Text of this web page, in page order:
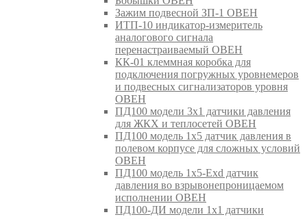
Зажим подвесной ЗП-1 ОВЕН
ИТП-10 индикатор-измеритель
аналогового сигнала
перенастраиваемый ОВЕН
КК-01 клеммная коробка для
подключения погружных уровнемеров
и подвесных сигнализаторов уровня
ОВЕН
ПД100 модели 3х1 датчики давления
для ЖКХ и теплосетей ОВЕН
ПД100 модель 1х5 датчик давления в
полевом корпусе для сложных условий
ОВЕН
ПД100 модель 1х5-Exd датчик
давления во взрывонепроницаемом
исполнении ОВЕН
ПД100-ДИ модели 1х1 датчики